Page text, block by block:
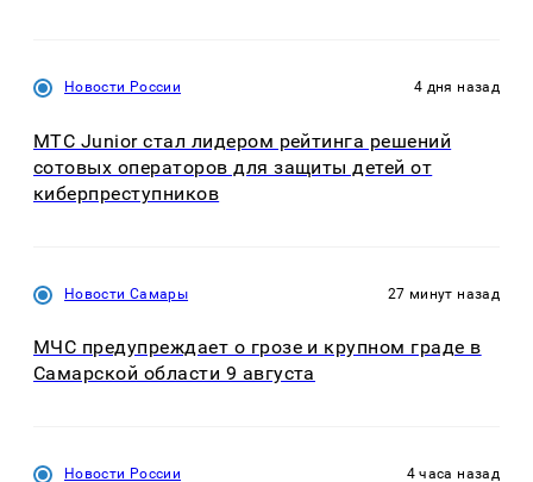
Новости России 4 дня назад
МТС Junior стал лидером рейтинга решений
сотовых операторов для защиты детей от
киберпреступников
Новости Самары 27 минут назад
МЧС предупреждает о грозе и крупном граде в
Самарской области 9 августа
Новости России 4 часа назад